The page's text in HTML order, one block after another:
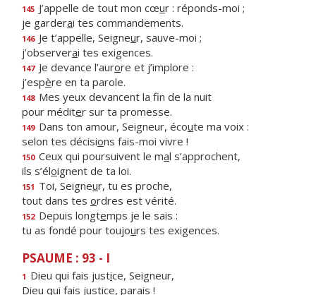
145 J’appelle de tout mon cœur : réponds-moi ;
je garderai tes commandements.
146 Je t’appelle, Seigneur, sauve-moi ;
j’observerai tes exigences.
147 Je devance l’aurore et j’implore :
j’espère en ta parole.
148 Mes yeux devancent la fn de la nuit
pour méditer sur ta promesse.
149 Dans ton amour, Seigneur, écoute ma voix :
selon tes décisions fais-moi vivre !
150 Ceux qui poursuivent le mal s’approchent,
ils s’éloignent de ta loi.
151 Toi, Seigneur, tu es proche,
tout dans tes ordres est vérité.
152 Depuis longtemps je le sais :
tu as fondé pour toujours tes exigences.
PSAUME : 93 - I
1 Dieu qui fais justice, Seigneur,
Dieu qui fais justice, parais !